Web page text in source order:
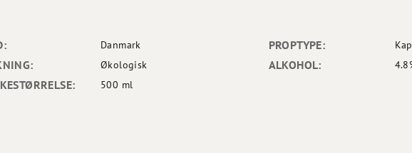
Danmark
Økologisk
500 ml
PROPTYPE:
ALKOHOL: